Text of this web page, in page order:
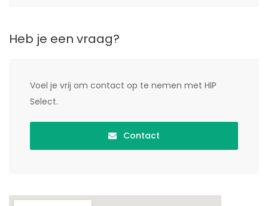
Heb je een vraag?
Voel je vrij om contact op te nemen met HIP
Select.
Contact